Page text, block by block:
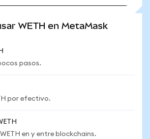
WETH en MetaMask
pasos.
por efectivo.
en y entre blockchains.